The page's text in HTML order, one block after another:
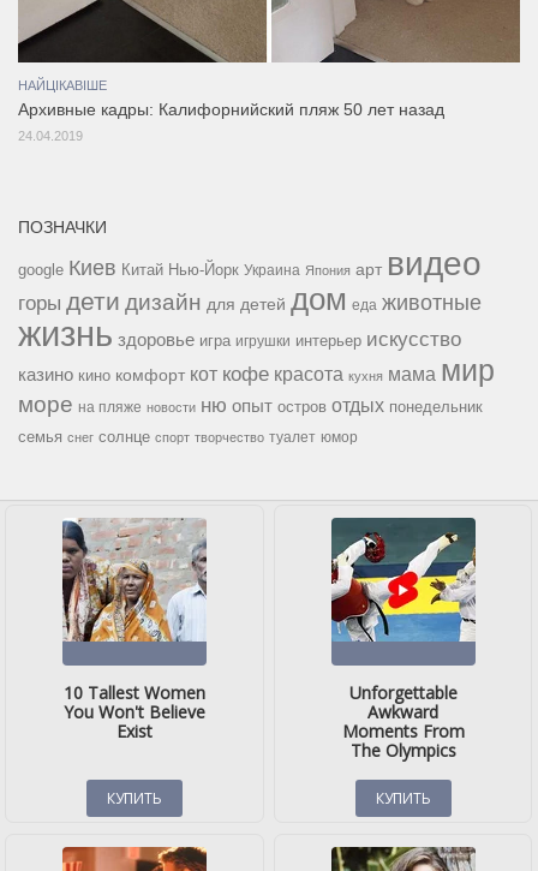
НАЙЦІКАВІШЕ
Архивные кадры: Калифорнийский пляж 50 лет назад
24.04.2019
ПОЗНАЧКИ
google Киев Китай Нью-Йорк Украина Япония арт видео
горы дети дизайн для детей дом еда животные
жизнь здоровье игра игрушки интерьер искусство
казино кино комфорт кот кофе красота кухня мама мир
море на пляже новости ню опыт остров отдых понедельник
семья снег солнце спорт творчество туалет юмор